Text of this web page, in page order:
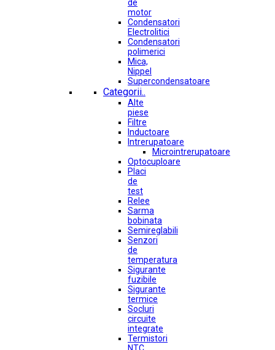
de
motor
Condensatori
Electrolitici
Condensatori
polimerici
Mica,
Nippel
Supercondensatoare
Categorii..
Alte
piese
Filtre
Inductoare
Intrerupatoare
Microintrerupatoare
Optocuploare
Placi
de
test
Relee
Sarma
bobinata
Semireglabili
Senzori
de
temperatura
Sigurante
fuzibile
Sigurante
termice
Socluri
circuite
integrate
Termistori